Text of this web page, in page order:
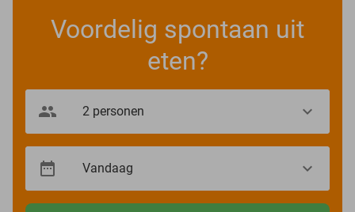
Voordelig spontaan uit
eten?